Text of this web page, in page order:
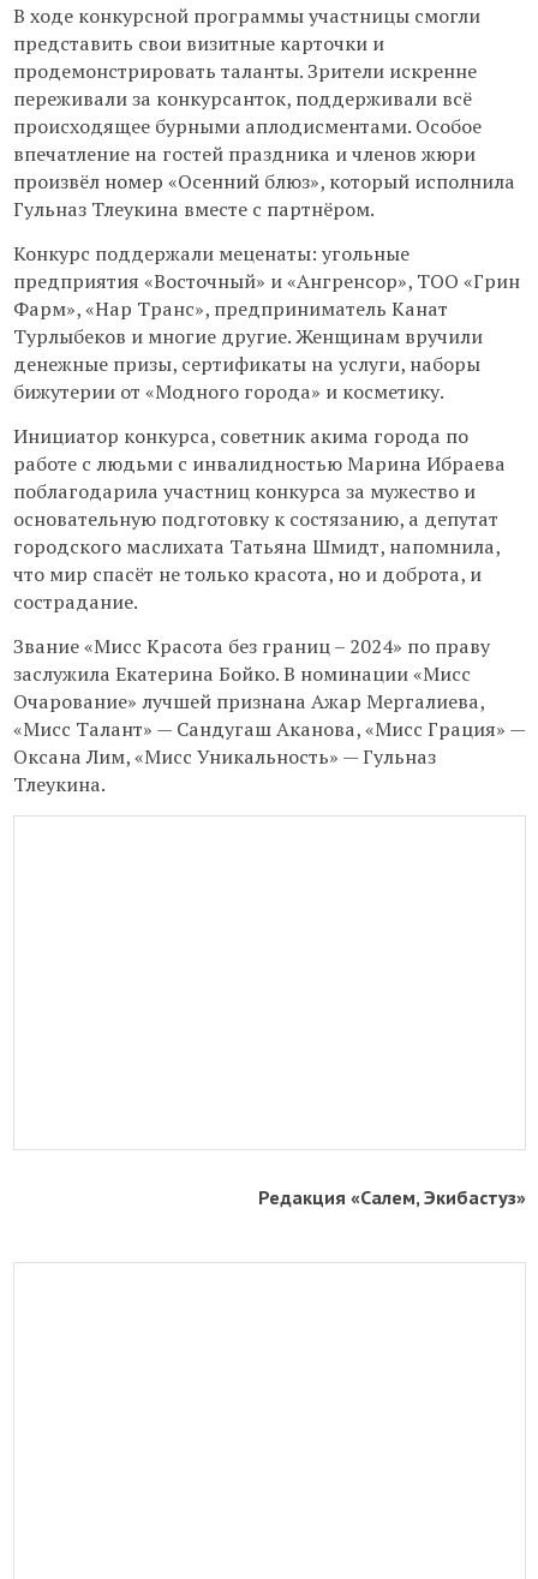
В ходе конкурсной программы участницы смогли
представить свои визитные карточки и
продемонстрировать таланты. Зрители искренне
переживали за конкурсанток, поддерживали всё
происходящее бурными аплодисментами. Особое
впечатление на гостей праздника и членов жюри
произвёл номер «Осенний блюз», который исполнила
Гульназ Тлеукина вместе с партнёром.
Конкурс поддержали меценаты: угольные
предприятия «Восточный» и «Ангренсор», ТОО «Грин
Фарм», «Нар Транс», предприниматель Канат
Турлыбеков и многие другие. Женщинам вручили
денежные призы, сертификаты на услуги, наборы
бижутерии от «Модного города» и косметику.
Инициатор конкурса, советник акима города по
работе с людьми с инвалидностью Марина Ибраева
поблагодарила участниц конкурса за мужество и
основательную подготовку к состязанию, а депутат
городского маслихата Татьяна Шмидт, напомнила,
что мир спасёт не только красота, но и доброта, и
сострадание.
Звание «Мисс Красота без границ – 2024» по праву
заслужила Екатерина Бойко. В номинации «Мисс
Очарование» лучшей признана Ажар Мергалиева,
«Мисс Талант» — Сандугаш Аканова, «Мисс Грация» —
Оксана Лим, «Мисс Уникальность» — Гульназ
Тлеукина.
Редакция «Салем, Экибастуз»